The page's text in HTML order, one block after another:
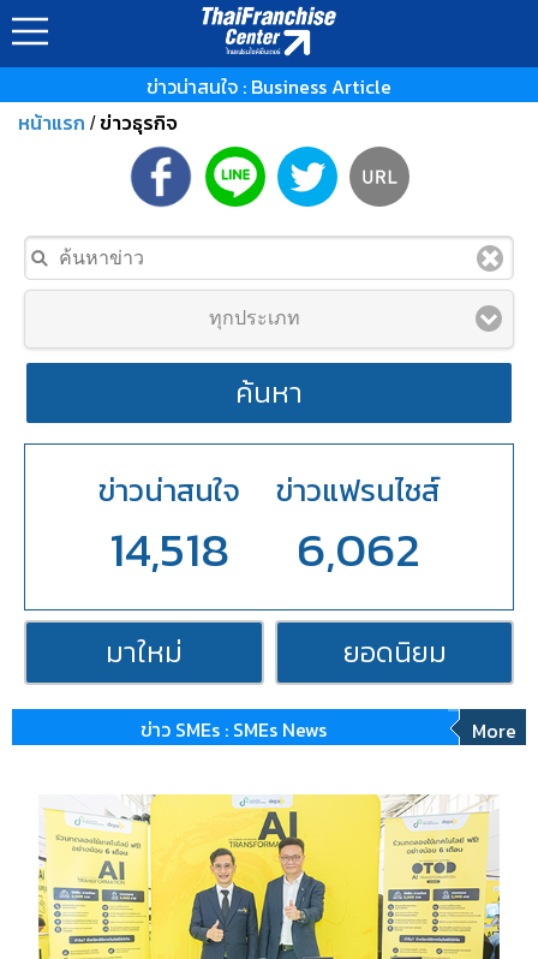
ข่าวน่าสนใจ : Business Article
หน้าแรก /ข่าวธุรกิจ
ทุกประเภท
ค้นหา
ข่าวน่าสนใจ
14,518
ข่าวแฟรนไชส์
6,062
มาใหม่ ยอดนิยม
ข่าว SMEs : SMEs News More